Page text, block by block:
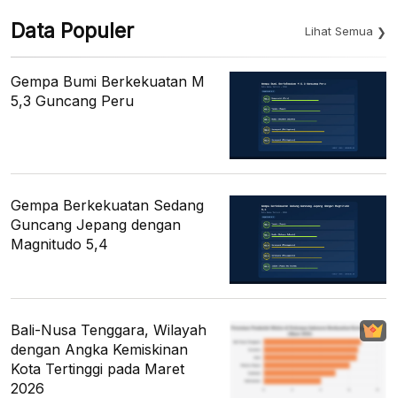
Data Populer Lihat Semua
Gempa Bumi Berkekuatan M
5,3 Guncang Peru
Gempa Berkekuatan Sedang
Guncang Jepang dengan
Magnitudo 5,4
Bali-Nusa Tenggara, Wilayah
dengan Angka Kemiskinan
Kota Tertinggi pada Maret
2026